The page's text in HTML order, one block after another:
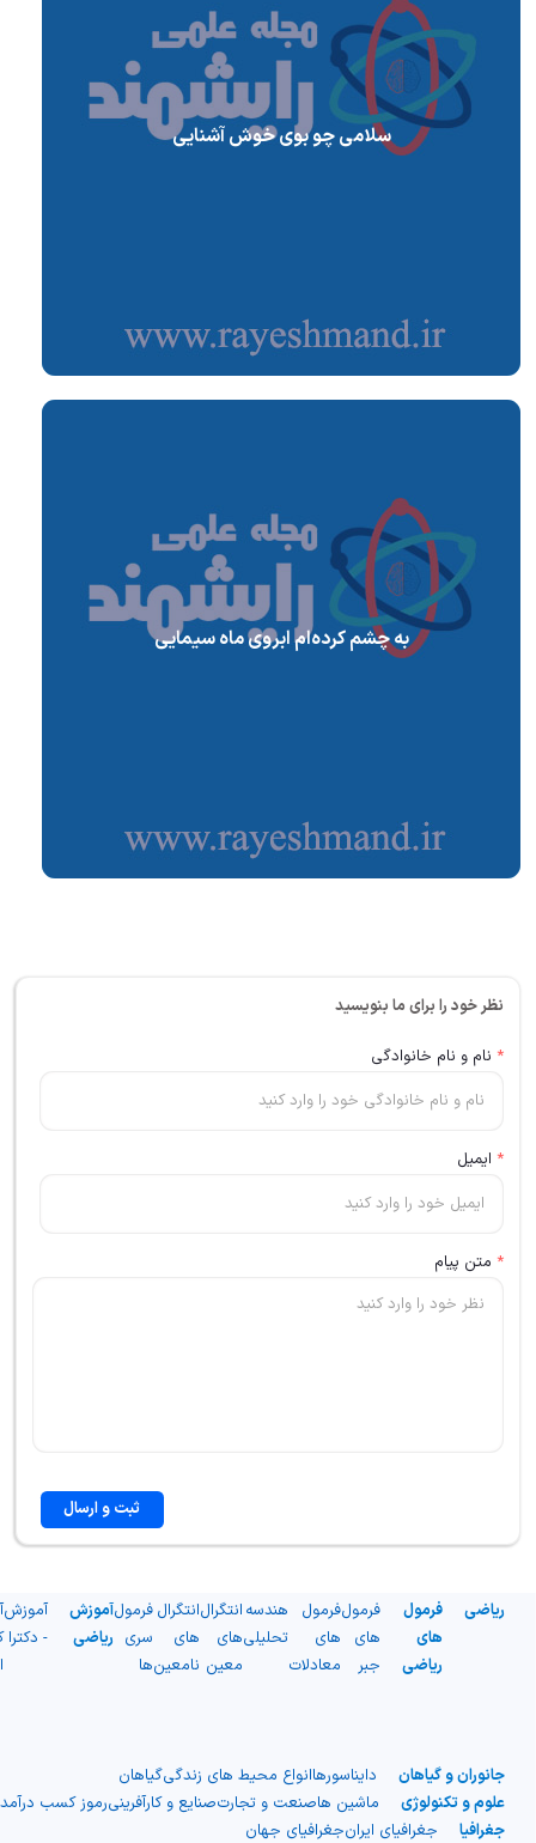
سلامی چو بوی خوش آشنایی
به چشم کرده‌ام ابروی ماه سیمایی
نظر خود را برای ما بنویسید
* نام و نام خانوادگی
* ایمیل
* متن پیام
ثبت و ارسال
ریاضی
فرمول
های
ریاضی
فرمول
های
جبر
فرمول
های
معادلات
هندسه
تحلیلی
انتگرال
های
معین
انتگرال
های
نامعین
فرمول
سری
ها
آموزش
ریاضی
آموزش
- دکترا
جانوران و گیاهان دایناسورهاانواع محیط های زندگیگیاهان
علوم و تکنولوژی
ماشین هاصنعت و تجارتصنایع و کارآفرینیرموز کسب درآمد
جغرافیا
جغرافیای ایرانجغرافیای جهان